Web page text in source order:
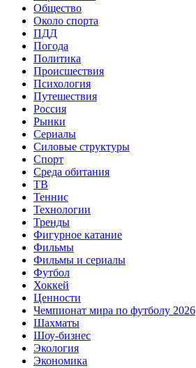
Общество
Около спорта
ПДД
Погода
Политика
Происшествия
Психология
Путешествия
Россия
Рынки
Сериалы
Силовые структуры
Спорт
Среда обитания
ТВ
Теннис
Технологии
Тренды
Фигурное катание
Фильмы
Фильмы и сериалы
Футбол
Хоккей
Ценности
Чемпионат мира по футболу 2026
Шахматы
Шоу-бизнес
Экология
Экономика